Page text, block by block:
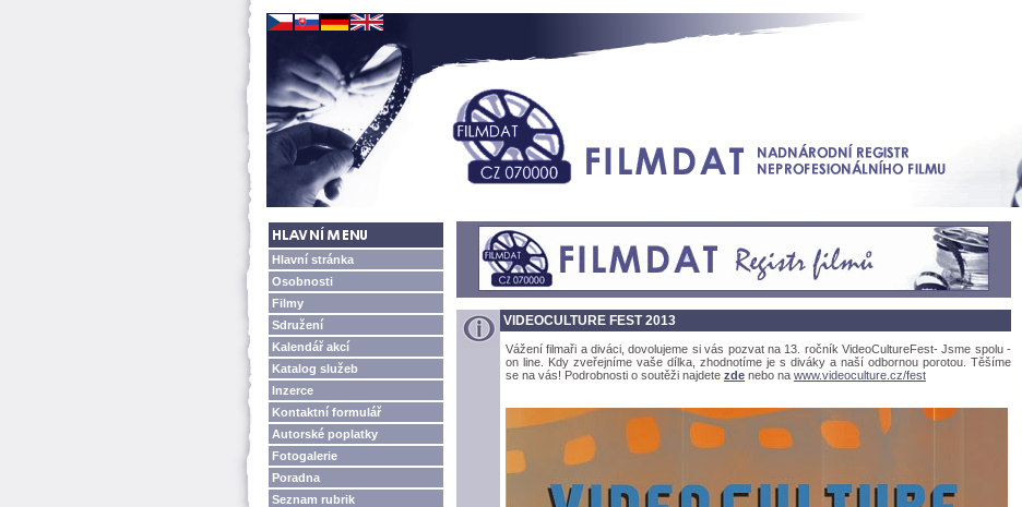
Hlavní stránka
Osobnosti
Filmy
Sdružení
Kalendář akcí
Katalog služeb
Inzerce
Kontaktní formulář
Autorské poplatky
Fotogalerie
Poradna
Seznam rubrik
VIDEOCULTURE FEST 2013
Vážení filmaři a diváci, dovolujeme si vás pozvat na 13. ročník VideoCultureFest- Jsme spolu -
on line. Kdy zveřejníme vaše dílka, zhodnotíme je s diváky a naší odbornou porotou. Těšíme
se na vás! Podrobnosti o soutěži najdete zde nebo na www.videoculture.cz/fest